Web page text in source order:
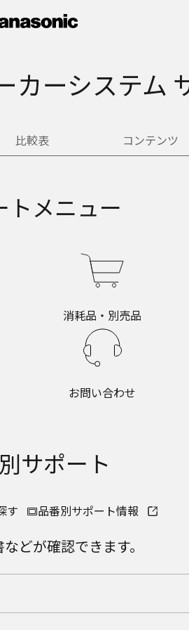
カーシステム
比較表 コンテンツ
トメニュー
消耗品・別売品
お問い合わせ
サポート
す 品番別サポート情報
どが確認できます。